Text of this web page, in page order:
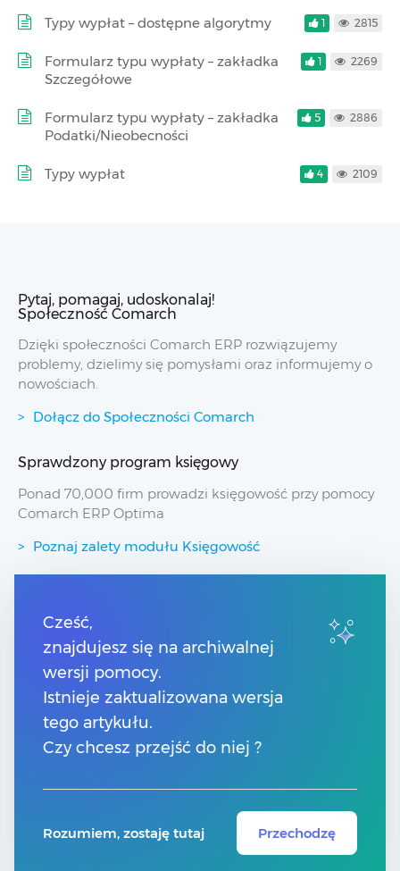
Typy wypłat – dostępne algorytmy 1 2815
Formularz typu wypłaty – zakładka
Szczegółowe
1 2269
Formularz typu wypłaty – zakładka
Podatki/Nieobecności
5 2886
Typy wypłat 4 2109
Pytaj, pomagaj, udoskonalaj!
Społeczność Comarch
Dzięki społeczności Comarch ERP rozwiązujemy
problemy, dzielimy się pomysłami oraz informujemy o
nowościach.
Dołącz do Społeczności Comarch
Sprawdzony program księgowy
Ponad 70,000 firm prowadzi księgowość przy pomocy
Comarch ERP Optima
Poznaj zalety modułu Księgowość
Przydatne linki
Spis treści
Pomoc Comarch Betterfly
Pomoc Comarch e-Sklep
Pomoc Comarch HRM
Kontakt
Znajdź Partnera Comarch
Cześć,
znajdujesz się na archiwalnej
wersji pomocy.
Istnieje zaktualizowana wersja
tego artykułu.
Czy chcesz przejść do niej ?
Rozumiem, zostaję tutaj Przechodzę